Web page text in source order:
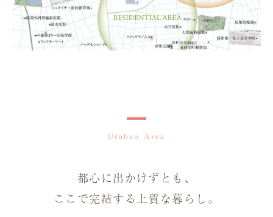
Uraban Area
都心に出かけずとも、
ここで完結する上質な暮らし。